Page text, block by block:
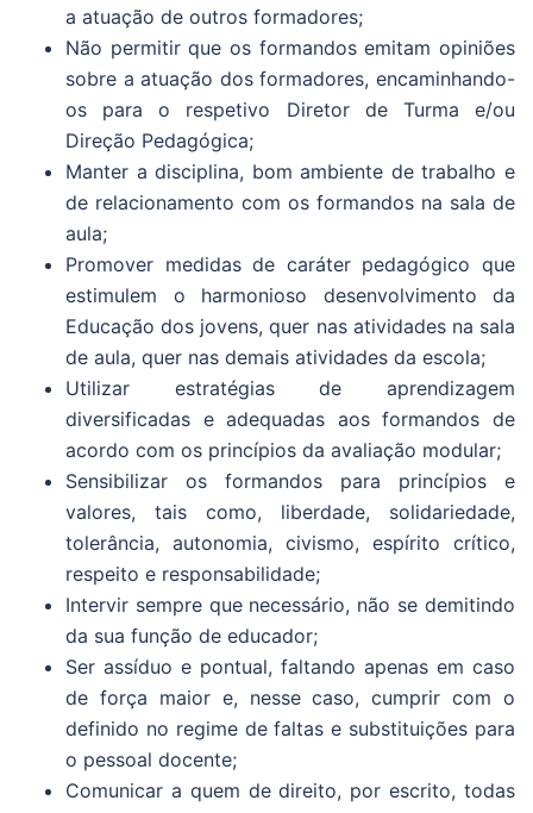
a atuação de outros formadores;
Não permitir que os formandos emitam opiniões
sobre a atuação dos formadores, encaminhando-
os para o respetivo Diretor de Turma e/ou
Direção Pedagógica;
Manter a disciplina, bom ambiente de trabalho e
de relacionamento com os formandos na sala de
aula;
Promover medidas de caráter pedagógico que
estimulem o harmonioso desenvolvimento da
Educação dos jovens, quer nas atividades na sala
de aula, quer nas demais atividades da escola;
Utilizar estratégias de aprendizagem
diversificadas e adequadas aos formandos de
acordo com os princípios da avaliação modular;
Sensibilizar os formandos para princípios e
valores, tais como, liberdade, solidariedade,
tolerância, autonomia, civismo, espírito crítico,
respeito e responsabilidade;
Intervir sempre que necessário, não se demitindo
da sua função de educador;
Ser assíduo e pontual, faltando apenas em caso
de força maior e, nesse caso, cumprir com o
definido no regime de faltas e substituições para
o pessoal docente;
Comunicar a quem de direito, por escrito, todas